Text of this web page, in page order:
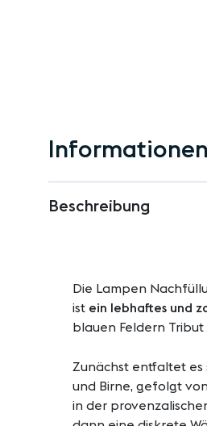
Bildgalerie
springen
Beschreibung
Die Lampen
ist ein lebhaftes und
blauen Feldern Tribut
Zunächst entfaltet es
und Birne, gefolgt
in der